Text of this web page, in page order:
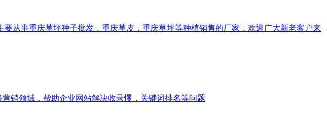
从事重庆草坪种子批发，重庆草皮，重庆草坪等种植销售的厂家，欢迎广大新老客户来
销领域，帮助企业网站解决收录慢，关键词排名等问题